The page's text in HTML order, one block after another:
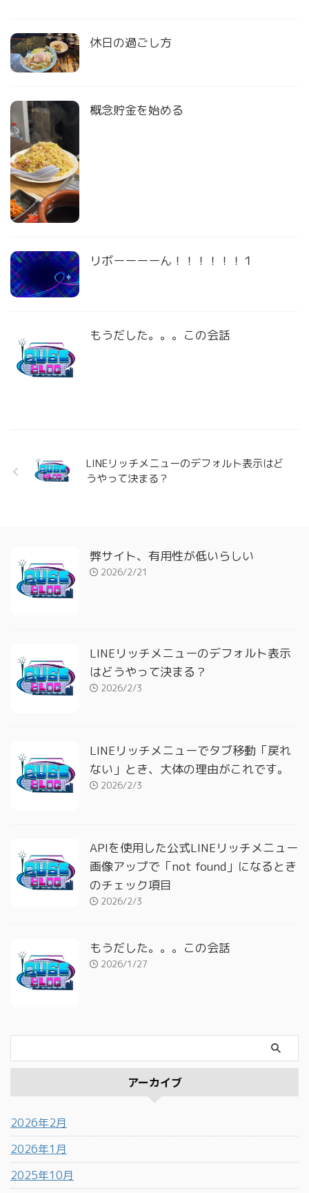
休日の過ごし方
概念貯金を始める
リボーーーーん！！！！！！１
もうだした。。。この会話
LINEリッチメニューのデフォルト表示はど
うやって決まる？
弊サイト、有用性が低いらしい
2026/2/21
LINEリッチメニューのデフォルト表示
はどうやって決まる？
2026/2/3
LINEリッチメニューでタブ移動「戻れ
ない」とき、大体の理由がこれです。
2026/2/3
APIを使用した公式LINEリッチメニュー
画像アップで「not found」になるとき
のチェック項目
2026/2/3
もうだした。。。この会話
2026/1/27
アーカイブ
2026年2月
2026年1月
2025年10月